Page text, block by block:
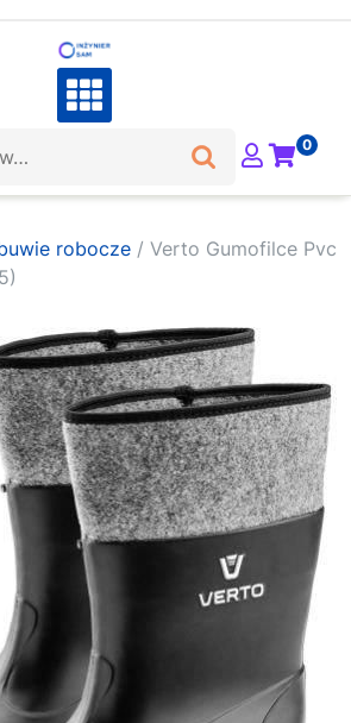
0
robocze / Verto Gumofilce Pvc